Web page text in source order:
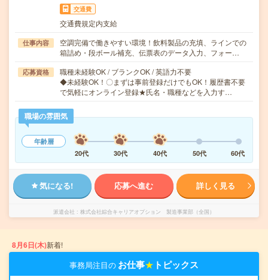
交通費
交通費規定内支給
仕事内容
空調完備で働きやすい環境！飲料製品の充填、ラインでの
箱詰め・段ボール補充、伝票表のデータ入力、フォー…
応募資格
職種未経験OK / ブランクOK / 英語力不要
◆未経験OK！〇まずは事前登録だけでもOK！履歴書不要
で気軽にオンライン登録★氏名・職種などを入力す…
職場の雰囲気
年齢層
20代
30代 40代 50代 60代
気になる! 応募へ進む 詳しく見る
派遣会社 株式会社綜合キャリアオプション 製造事業部（全国）
8月6日(木)新着!
事務局注目の お仕事★ トピックス